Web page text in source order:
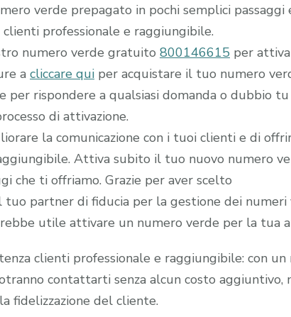
verde prepagato in pochi semplici passaggi
professionale e raggiungibile.
numero verde gratuito 800146615 per
a cliccare qui per acquistare il tuo numero
per rispondere a qualsiasi domanda o dubbio tu
di attivazione.
la comunicazione con i tuoi clienti e di
Attiva subito il tuo nuovo numero
che ti offriamo. Grazie per aver scelto
tuo partner di fiducia per la gestione dei
utile attivare un numero verde per la tua
clienti professionale e raggiungibile: con
contattarti senza alcun costo aggiuntivo,
fidelizzazione del cliente.